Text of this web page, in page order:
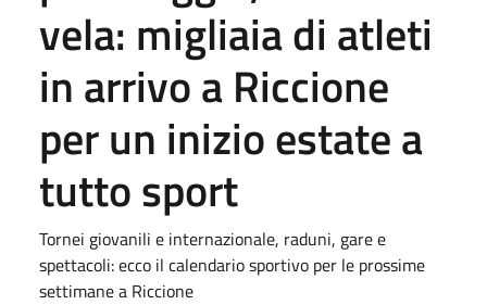
vela: migliaia di atleti
in arrivo a Riccione
per un inizio estate a
tutto sport
Tornei giovanili e internazionale, raduni, gare e
spettacoli: ecco il calendario sportivo per le prossime
settimane a Riccione